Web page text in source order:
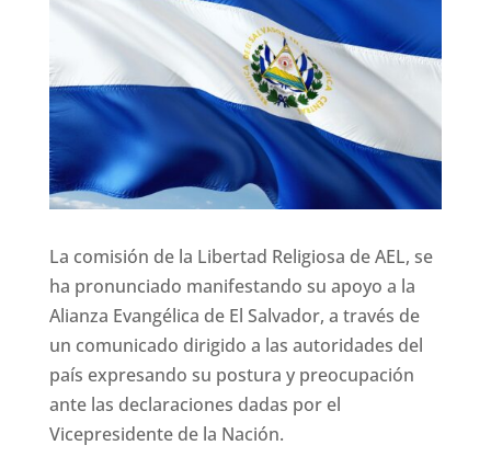
La comisión de la Libertad Religiosa de AEL, se
ha pronunciado manifestando su apoyo a la
Alianza Evangélica de El Salvador, a través de
un comunicado dirigido a las autoridades del
país expresando su postura y preocupación
ante las declaraciones dadas por el
Vicepresidente de la Nación.